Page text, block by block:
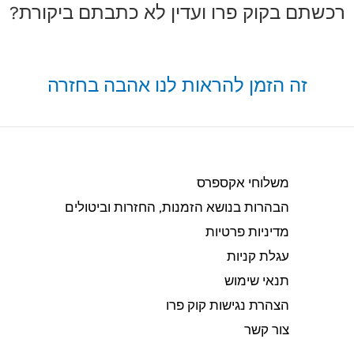
רכשתם בקוק פרו ועדין לא כתבתם ביקורת?
זה הזמן להראות לנו אהבה בחזרה
משלוחי אקספרס
הבהרות בנושא הזמנות, החזרות וביטולים​
מדיניות פרטיות
עגלת קניות
תנאי שימוש
הצהרת נגישות קוק פרו
צור קשר